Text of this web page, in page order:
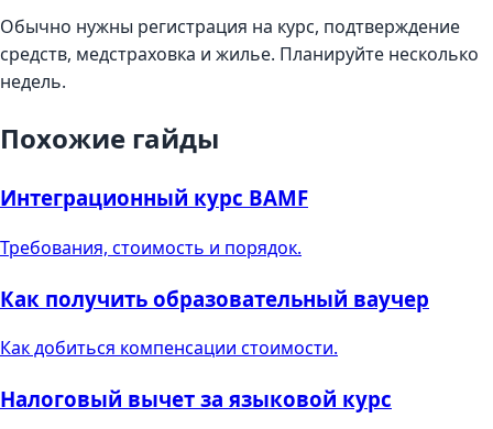
Обычно нужны регистрация на курс, подтверждение
средств, медстраховка и жилье. Планируйте несколько
недель.
Похожие гайды
Интеграционный курс BAMF
Требования, стоимость и порядок.
Как получить образовательный ваучер
Как добиться компенсации стоимости.
Налоговый вычет за языковой курс